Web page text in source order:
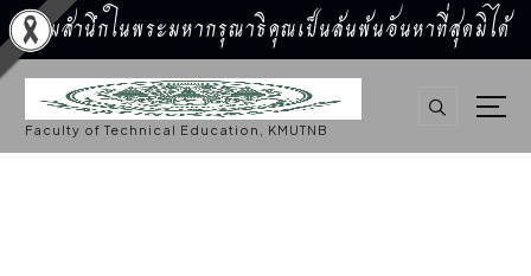
น้อมสำนึกในพระมหากรุณาธิคุณเป็นล้นพ้นอันหาที่สุดมิได้
S
k
o
Faculty of Technical Education, KMUTNB